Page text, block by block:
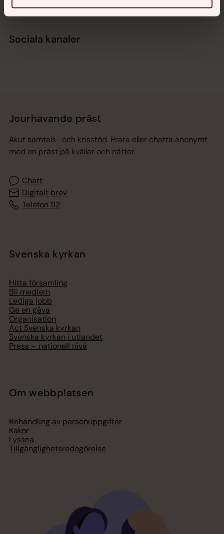
Sociala kanaler
Jourhavande präst
Akut samtals- och krisstöd. Prata eller chatta anonymt
med en präst på kvällar och nätter.
Chatt
Digitalt brev
Telefon 112
Svenska kyrkan
Hitta församling
Bli medlem
Lediga jobb
Ge en gåva
Organisation
Act Svenska kyrkan
Svenska kyrkan i utlandet
Press – nationell nivå
Om webbplatsen
Behandling av personuppgifter
Kakor
Lyssna
Tillgänglighetsredogörelse